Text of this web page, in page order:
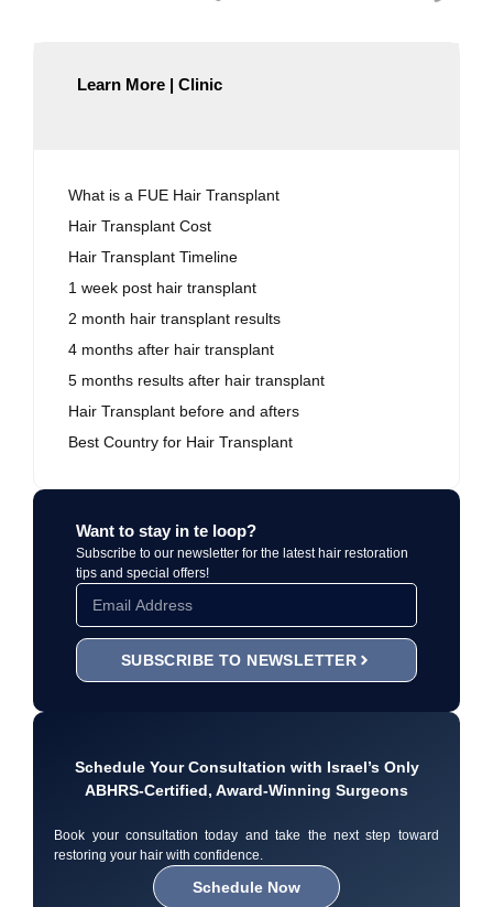
Learn More | Clinic
What is a FUE Hair Transplant
Hair Transplant Cost
Hair Transplant Timeline
1 week post hair transplant
2 month hair transplant results
4 months after hair transplant
5 months results after hair transplant
Hair Transplant before and afters
Best Country for Hair Transplant
Want to stay in te loop?
Subscribe to our newsletter for the latest hair restoration
tips and special offers!
SUBSCRIBE TO NEWSLETTER
Schedule Your Consultation with Israel’s Only
ABHRS-Certified, Award-Winning Surgeons
Book your consultation today and take the next step toward
restoring your hair with confidence.
Schedule Now